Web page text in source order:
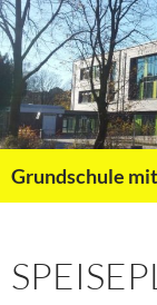
Zum
Inhalt
springen
Grundschule